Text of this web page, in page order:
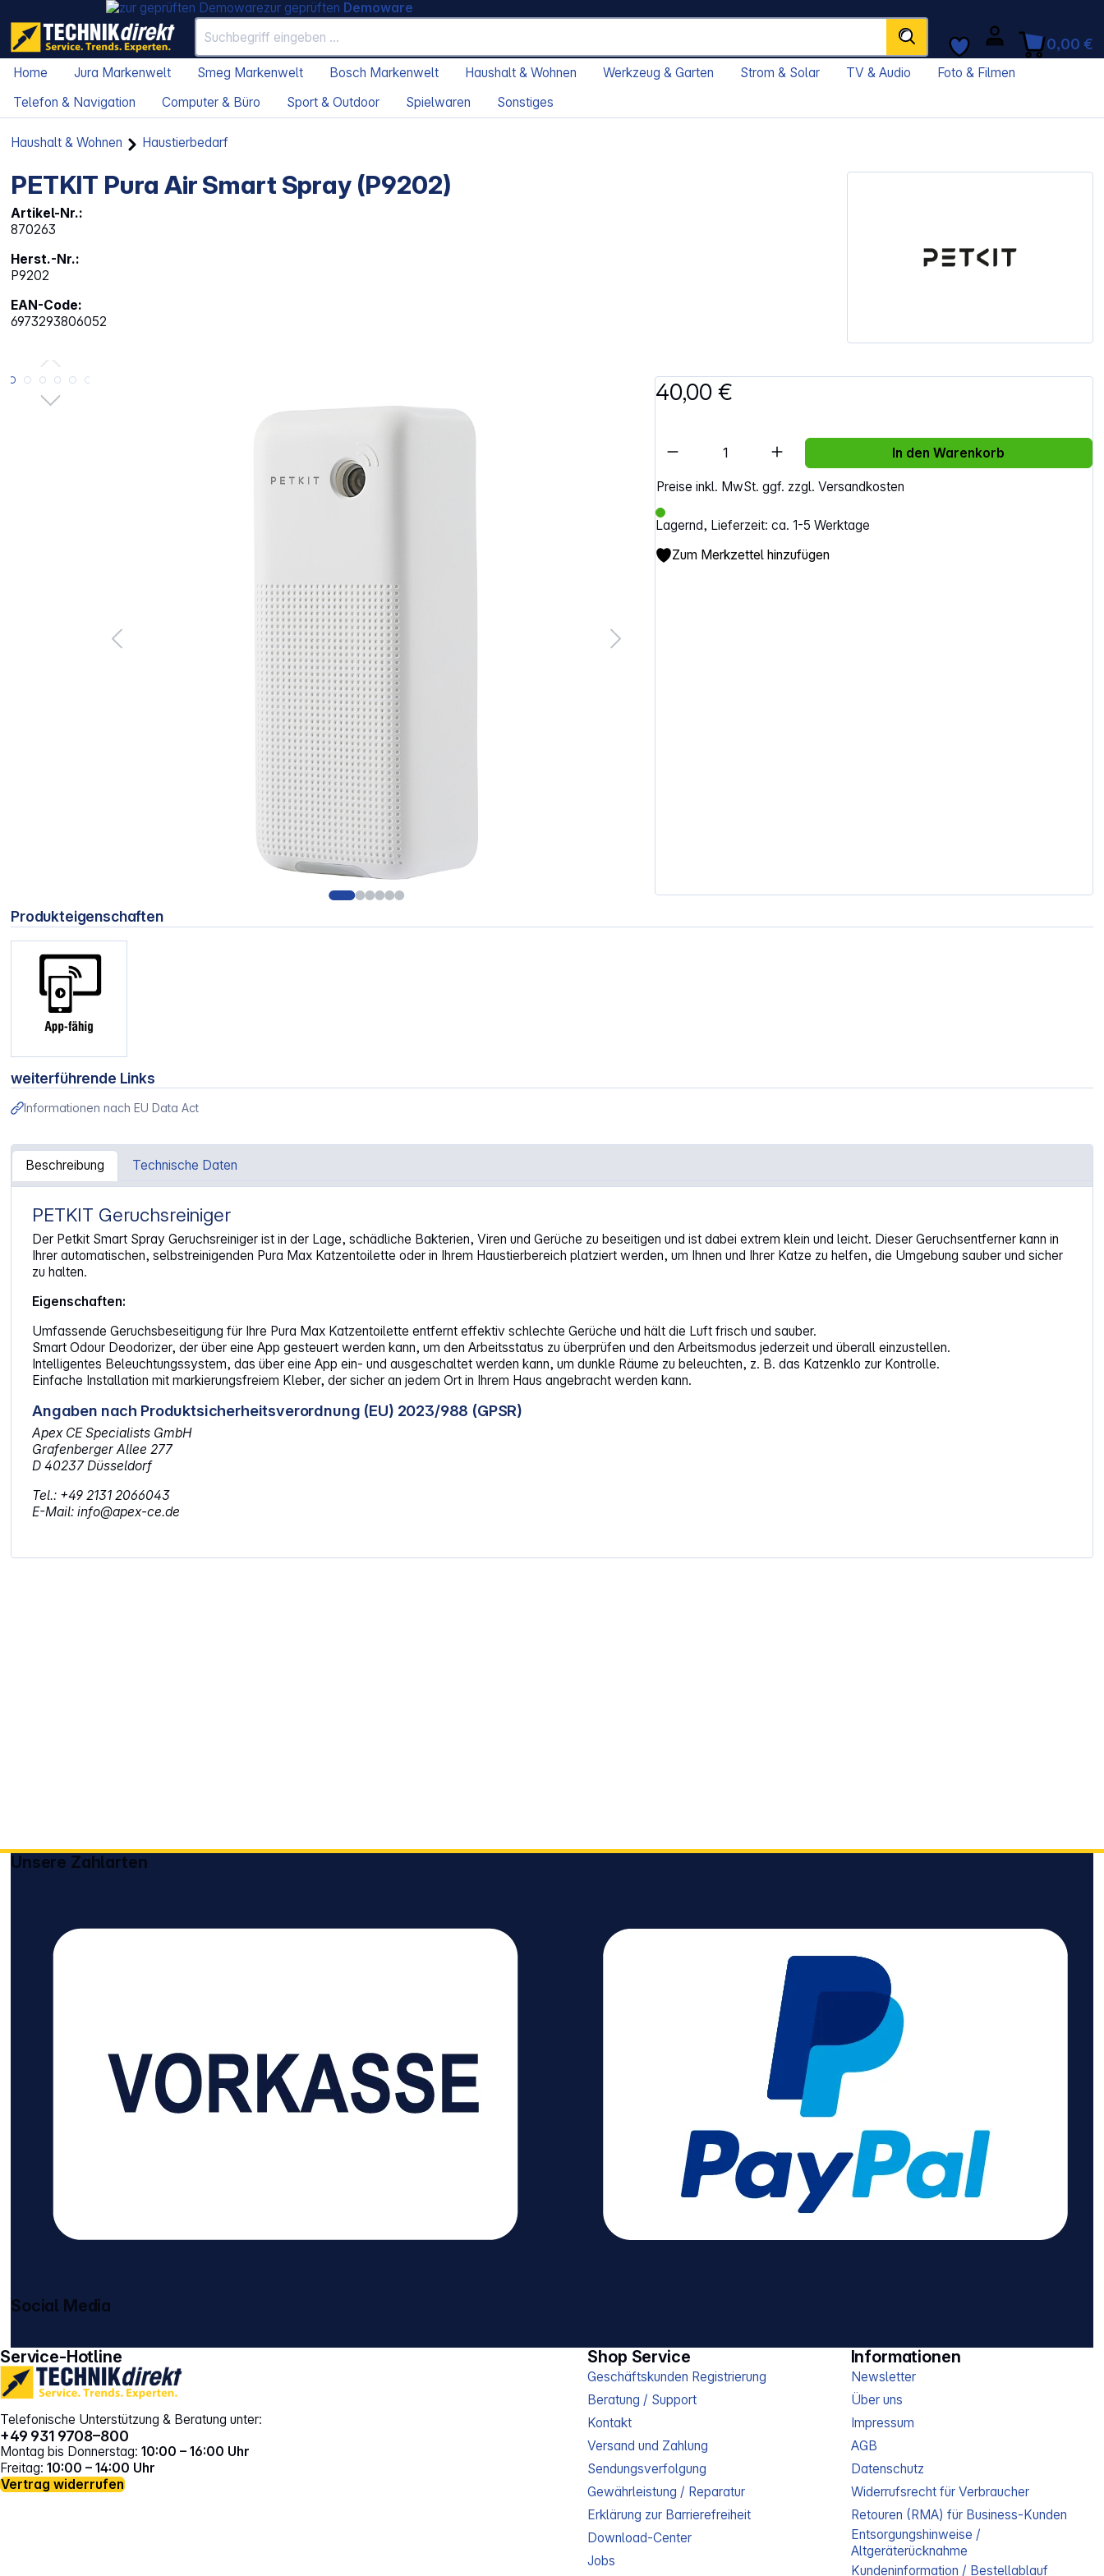
zur geprüften Demoware
0,00 €
Home Jura Markenwelt Smeg Markenwelt Bosch Markenwelt Haushalt & Wohnen Werkzeug & Garten Strom & Solar TV & Audio
Foto & Filmen
Telefon & Navigation
Computer & Büro Sport & Outdoor Spielwaren Sonstiges
Haushalt & Wohnen Haustierbedarf
PETKIT Pura Air Smart Spray (P9202)
Artikel-Nr.:
870263
Herst.-Nr.:
P9202
EAN-Code:
6973293806052
Bildergalerie überspringen 40,00 €
Preise inkl. MwSt. ggf. zzgl. Versandkosten
Lagernd, Lieferzeit: ca. 1-5 Werktage
Artikel Anzahl: Gib den gewünschten Wert ein
In den Warenkorb
Zum Merkzettel hinzufügen
Produkteigenschaften
weiterführende Links
Informationen nach EU Data Act
Beschreibung Technische Daten
Artikelinformationen "PETKIT Pura Air Smart Spray (P9202)"
PETKIT Geruchsreiniger
Der Petkit Smart Spray Geruchsreiniger ist in der Lage, schädliche Bakterien, Viren und Gerüche zu beseitigen und ist dabei extrem klein und leicht. Dieser Geruchsentferner kann in
Ihrer automatischen, selbstreinigenden Pura Max Katzentoilette oder in Ihrem Haustierbereich platziert werden, um Ihnen und Ihrer Katze zu helfen, die Umgebung sauber und sicher
zu halten.
Eigenschaften:
Umfassende Geruchsbeseitigung für Ihre Pura Max Katzentoilette entfernt effektiv schlechte Gerüche und hält die Luft frisch und sauber.
Smart Odour Deodorizer, der über eine App gesteuert werden kann, um den Arbeitsstatus zu überprüfen und den Arbeitsmodus jederzeit und überall einzustellen.
Intelligentes Beleuchtungssystem, das über eine App ein- und ausgeschaltet werden kann, um dunkle Räume zu beleuchten, z. B. das Katzenklo zur Kontrolle.
Einfache Installation mit markierungsfreiem Kleber, der sicher an jedem Ort in Ihrem Haus angebracht werden kann.
Angaben nach Produktsicherheitsverordnung (EU) 2023/988 (GPSR)
Apex CE Specialists GmbH
Grafenberger Allee 277
D 40237 Düsseldorf
Tel.: +49 2131 2066043
E-Mail: info@apex-ce.de
Service-Hotline
Telefonische Unterstützung & Beratung unter:
+49 931 9708–800
Montag bis Donnerstag: 10:00 – 16:00 Uhr
Freitag: 10:00 – 14:00 Uhr
Vertrag widerrufen
Shop Service
Geschäftskunden Registrierung
Beratung / Support
Kontakt
Versand und Zahlung
Sendungsverfolgung
Gewährleistung / Reparatur
Erklärung zur Barrierefreiheit
Download-Center
Jobs
Informationen
Newsletter
Über uns
Impressum
AGB
Datenschutz
Widerrufsrecht für Verbraucher
Retouren (RMA) für Business-Kunden
Entsorgungshinweise /
Altgeräterücknahme
Kundeninformation / Bestellablauf
Unsere Zahlarten
Social Media